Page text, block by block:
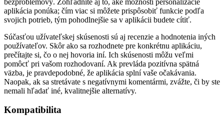
aplikácia ponúka; čím viac si môžete prispôsobiť funkcie podľa
svojich potrieb, tým pohodlnejšie sa v aplikácii budete cítiť.
Súčasťou užívateľskej skúsenosti sú aj recenzie a hodnotenia iných
používateľov. Skôr ako sa rozhodnete pre konkrétnu aplikáciu,
prečítajte si, čo o nej hovoria iní. Ich skúsenosti môžu veľmi
pomôcť pri vašom rozhodovaní. Ak prevláda pozitívna spätná
väzba, je pravdepodobné, že aplikácia splní vaše očakávania.
Naopak, ak sa stretávate s negatívnymi komentármi, zvážte, či by ste
nemali hľadať iné, kvalitnejšie alternatívy.
Kompatibilita